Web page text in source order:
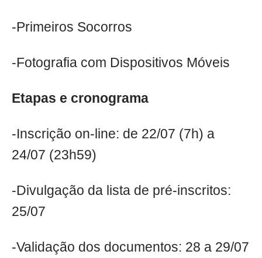
-Primeiros Socorros
-Fotografia com Dispositivos Móveis
Etapas e cronograma
-Inscrição on-line: de 22/07 (7h) a
24/07 (23h59)
-Divulgação da lista de pré-inscritos:
25/07
-Validação dos documentos: 28 a 29/07